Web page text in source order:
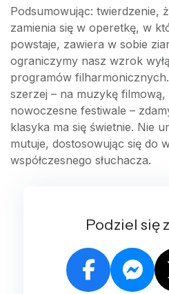
Podsumowując: twierdzenie,
zamienia się w operetkę, w
powstaje, zawiera w sobie
ograniczymy nasz wzrok
programów
szerzej – na muzykę
nowoczesne festiwale –
klasyka ma się świetnie. Nie
mutuje, dostosowując się do
współczesnego słuchacza.
Podziel się